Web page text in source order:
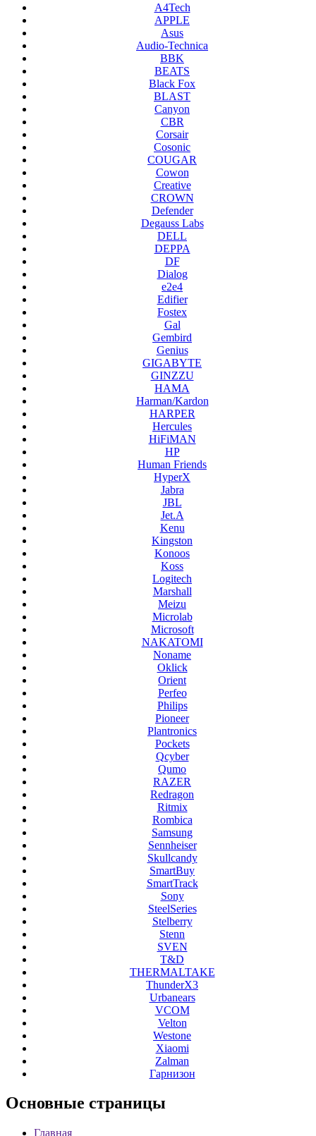
A4Tech
APPLE
Asus
Audio-Technica
BBK
BEATS
Black Fox
BLAST
Canyon
CBR
Corsair
Cosonic
COUGAR
Cowon
Creative
CROWN
Defender
Degauss Labs
DELL
DEPPA
DF
Dialog
e2e4
Edifier
Fostex
Gal
Gembird
Genius
GIGABYTE
GINZZU
HAMA
Harman/Kardon
HARPER
Hercules
HiFiMAN
HP
Human Friends
HyperX
Jabra
JBL
Jet.A
Kenu
Kingston
Konoos
Koss
Logitech
Marshall
Meizu
Microlab
Microsoft
NAKATOMI
Noname
Oklick
Orient
Perfeo
Philips
Pioneer
Plantronics
Pockets
Qcyber
Qumo
RAZER
Redragon
Ritmix
Rombica
Samsung
Sennheiser
Skullcandy
SmartBuy
SmartTrack
Sony
SteelSeries
Stelberry
Stenn
SVEN
T&D
THERMALTAKE
ThunderX3
Urbanears
VCOM
Velton
Westone
Xiaomi
Zalman
Гарнизон
Основные страницы
Главная